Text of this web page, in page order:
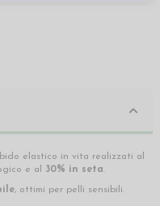
elastico in vita realizzati al
e al 30% in seta.
, ottimi per pelli sensibili.